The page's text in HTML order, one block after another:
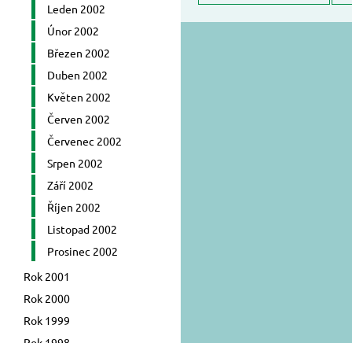
Leden 2002
Únor 2002
Březen 2002
Duben 2002
Květen 2002
Červen 2002
Červenec 2002
Srpen 2002
Září 2002
Říjen 2002
Listopad 2002
Prosinec 2002
Rok 2001
Rok 2000
Rok 1999